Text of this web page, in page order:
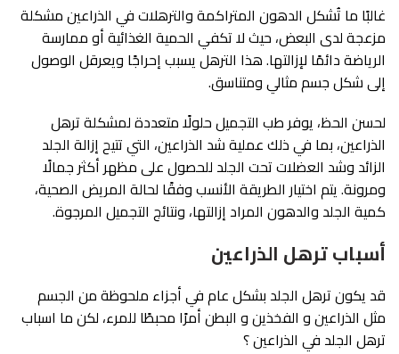
غالبًا ما تُشكل الدهون المتراكمة والترهلات في الذراعين مشكلة
مزعجة لدى البعض، حيث لا تكفي الحمية الغذائية أو ممارسة
الرياضة دائمًا لإزالتها. هذا الترهل يسبب إحراجًا ويعرقل الوصول
إلى شكل جسم مثالي ومتناسق.
لحسن الحظ، يوفر طب التجميل حلولًا متعددة لمشكلة ترهل
الذراعين، بما في ذلك عملية شد الذراعين، التي تتيح إزالة الجلد
الزائد وشد العضلات تحت الجلد للحصول على مظهر أكثر جمالًا
ومرونة. يتم اختيار الطريقة الأنسب وفقًا لحالة المريض الصحية،
كمية الجلد والدهون المراد إزالتها، ونتائج التجميل المرجوة.
أسباب ترهل الذراعين
قد يكون ترهل الجلد بشكل عام في أجزاء ملحوظة من الجسم
مثل الذراعين و الفخذين و البطن أمرًا محبطًا للمرء، لكن ما اسباب
ترهل الجلد في الذراعين ؟